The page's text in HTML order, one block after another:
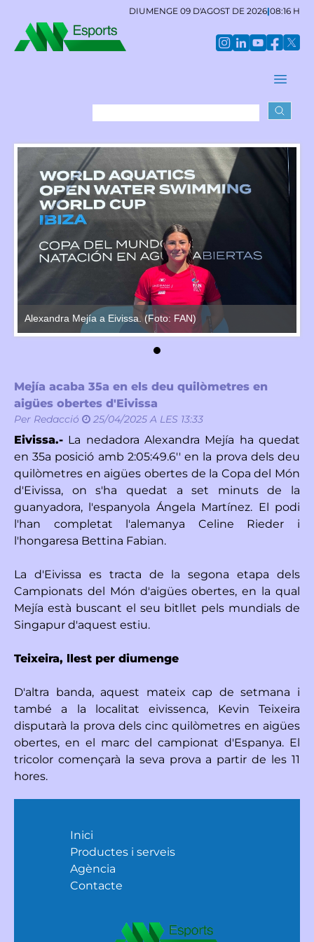
DIUMENGE 09 D'AGOST DE 2026|08:16 H
Alexandra Mejía a Eivissa. (Foto: FAN)
Mejía acaba 35a en els deu quilòmetres en
aigües obertes d'Eivissa
Per Redacció 25/04/2025 A LES 13:33
Eivissa.- La nedadora Alexandra Mejía ha quedat
en 35a posició amb 2:05:49.6'' en la prova dels deu
quilòmetres en aigües obertes de la Copa del Món
d'Eivissa, on s'ha quedat a set minuts de la
guanyadora, l'espanyola Ángela Martínez. El podi
l'han completat l'alemanya Celine Rieder i
l'hongaresa Bettina Fabian.
La d'Eivissa es tracta de la segona etapa dels
Campionats del Món d'aigües obertes, en la qual
Mejía està buscant el seu bitllet pels mundials de
Singapur d'aquest estiu.
Teixeira, llest per diumenge
D'altra banda, aquest mateix cap de setmana i
també a la localitat eivissenca, Kevin Teixeira
disputarà la prova dels cinc quilòmetres en aigües
obertes, en el marc del campionat d'Espanya. El
tricolor començarà la seva prova a partir de les 11
hores.
Inici
Productes i serveis
Agència
Contacte